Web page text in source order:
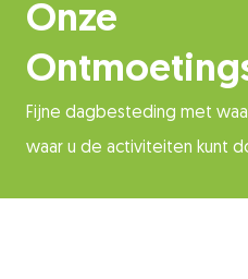
Onze
Fijne dagbesteding met
waar u de activiteiten kunt